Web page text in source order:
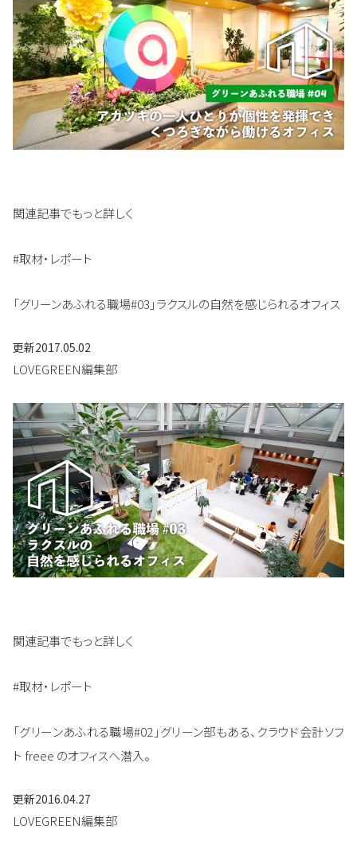
関連記事でもっと詳しく
#取材・レポート
「グリーンあふれる職場#03」ラクスルの自然を感じられるオフィス
更新2017.05.02
LOVEGREEN編集部
関連記事でもっと詳しく
#取材・レポート
「グリーンあふれる職場#02」グリーン部もある、クラウド会計ソフ
ト freee のオフィスへ潜入。
更新2016.04.27
LOVEGREEN編集部